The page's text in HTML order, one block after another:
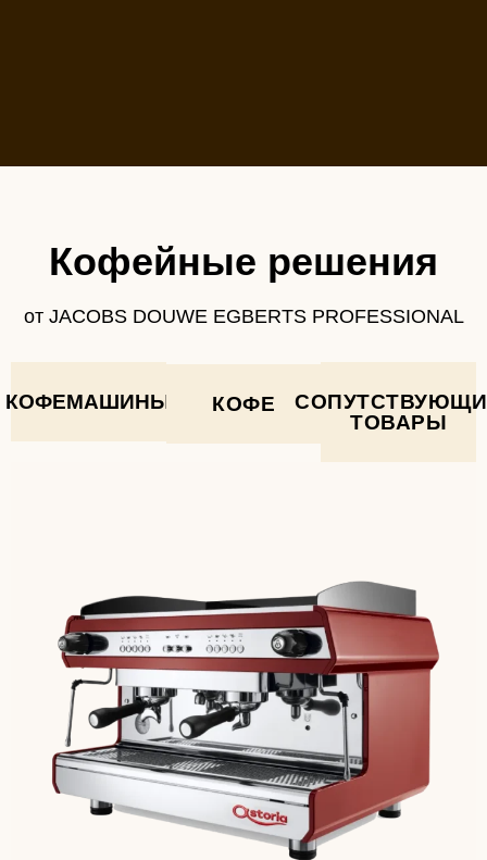
Кофейные решения
от JACOBS DOUWE EGBERTS PROFESSIONAL
КОФЕМАШИНЫ КОФЕ
ТОВАРЫ
Высокая энергоэффективность
Инновационная группа
заваривания
Детальнее